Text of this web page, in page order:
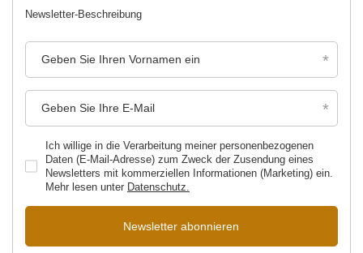
Newsletter-Beschreibung
Geben Sie Ihren Vornamen ein
Geben Sie Ihre E-Mail
Ich willige in die Verarbeitung meiner personenbezogenen
Daten (E-Mail-Adresse) zum Zweck der Zusendung eines
Newsletters mit kommerziellen Informationen (Marketing) ein.
Mehr lesen unter Datenschutz.
Newsletter abonnieren